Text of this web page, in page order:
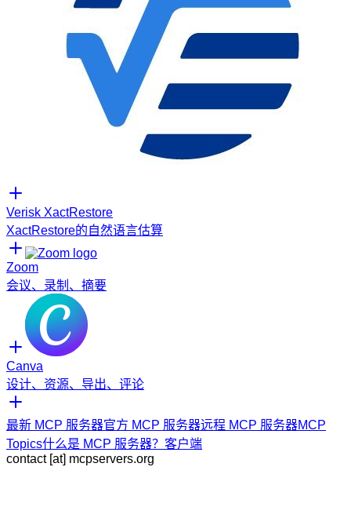
Verisk XactRestore
XactRestore的自然语言估算
Zoom
会议、录制、摘要
Canva
设计、资源、导出、评论
最新 MCP 服务器官方 MCP 服务器远程 MCP 服务器MCP
Topics什么是 MCP 服务器？ 客户端
contact [at] mcpservers.org